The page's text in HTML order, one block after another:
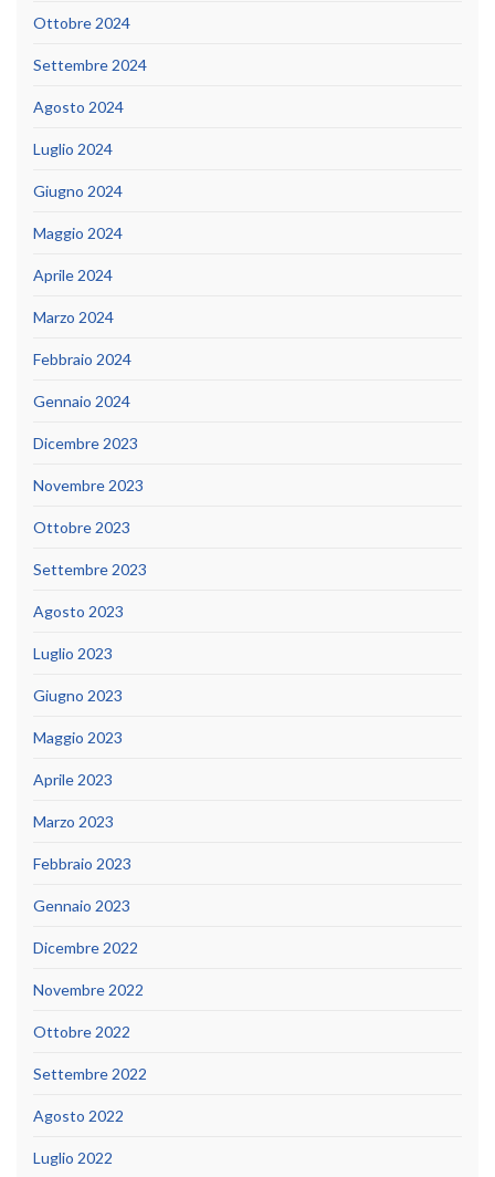
Ottobre 2024
Settembre 2024
Agosto 2024
Luglio 2024
Giugno 2024
Maggio 2024
Aprile 2024
Marzo 2024
Febbraio 2024
Gennaio 2024
Dicembre 2023
Novembre 2023
Ottobre 2023
Settembre 2023
Agosto 2023
Luglio 2023
Giugno 2023
Maggio 2023
Aprile 2023
Marzo 2023
Febbraio 2023
Gennaio 2023
Dicembre 2022
Novembre 2022
Ottobre 2022
Settembre 2022
Agosto 2022
Luglio 2022